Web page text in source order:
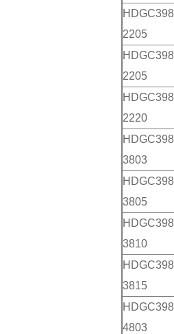
2205
2205
2220
3803
3805
3810
3815
4803